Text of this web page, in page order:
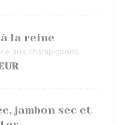
la reine
aux champignons
jambon sec et